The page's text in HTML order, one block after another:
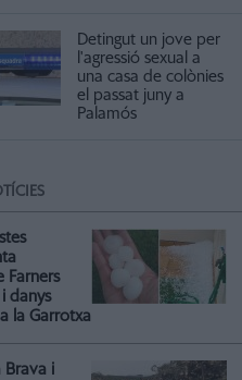
Detingut un jove per
l'agressió sexual a
una casa de colònies
el passat juny a
Palamós
Farners
danys
la Garrotxa
Brava i